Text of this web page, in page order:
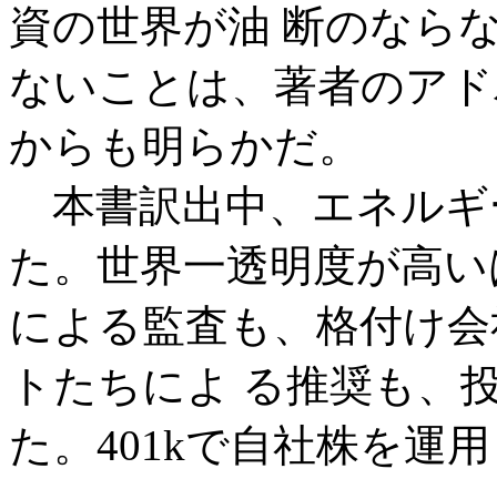
資の世界が油 断のなら
ないことは、著者のア
からも明らかだ。
本書訳出中、エネル
た。世界一透明度が高
による監査も、格付け
トたちによ る推奨も、
た。401kで自社株を運